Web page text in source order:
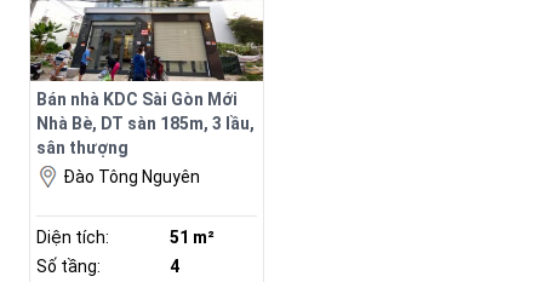
Bán nhà KDC Sài Gòn Mới
Nhà Bè, DT sàn 185m, 3 lầu,
sân thượng
Đào Tông Nguyên
Diện tích:
51 m²
Số tầng:
4